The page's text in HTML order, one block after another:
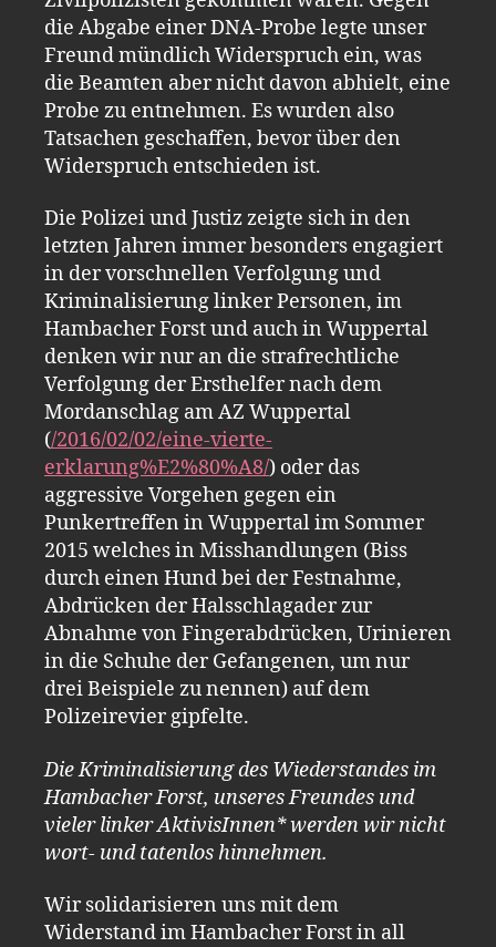
die Abgabe einer DNA-Probe legte unser
Freund mündlich Widerspruch ein, was
die Beamten aber nicht davon abhielt, eine
Probe zu entnehmen. Es wurden also
Tatsachen geschaffen, bevor über den
Widerspruch entschieden ist.
Die Polizei und Justiz zeigte sich in den
letzten Jahren immer besonders engagiert
in der vorschnellen Verfolgung und
Kriminalisierung linker Personen, im
Hambacher Forst und auch in Wuppertal
denken wir nur an die strafrechtliche
Verfolgung der Ersthelfer nach dem
Mordanschlag am AZ Wuppertal
(/2016/02/02/eine-vierte-
erklarung%E2%80%A8/) oder das
aggressive Vorgehen gegen ein
Punkertreffen in Wuppertal im Sommer
2015 welches in Misshandlungen (Biss
durch einen Hund bei der Festnahme,
Abdrücken der Halsschlagader zur
Abnahme von Fingerabdrücken, Urinieren
in die Schuhe der Gefangenen, um nur
drei Beispiele zu nennen) auf dem
Polizeirevier gipfelte.
Die Kriminalisierung des Wiederstandes im
Hambacher Forst, unseres Freundes und
vieler linker AktivisInnen* werden wir nicht
wort- und tatenlos hinnehmen.
Wir solidarisieren uns mit dem
Widerstand im Hambacher Forst in all